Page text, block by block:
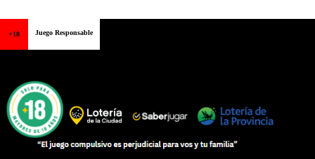
+18 Juego Responsable